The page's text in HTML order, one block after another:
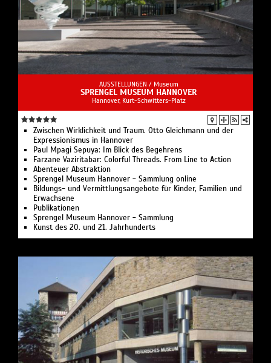
AUSSTELLUNGEN / Museum
SPRENGEL MUSEUM HANNOVER
Hannover, Kurt-Schwitters-Platz
Zwischen Wirklichkeit und Traum. Otto Gleichmann und der
Expressionismus in Hannover
Paul Mpagi Sepuya: Im Blick des Begehrens
Farzane Vaziritabar: Colorful Threads. From Line to Action
Abenteuer Abstraktion
Sprengel Museum Hannover - Sammlung online
Bildungs- und Vermittlungsangebote für Kinder, Familien und
Erwachsene
Publikationen
Sprengel Museum Hannover - Sammlung
Kunst des 20. und 21. Jahrhunderts